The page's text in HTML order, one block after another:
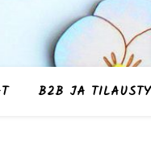
B2B JA